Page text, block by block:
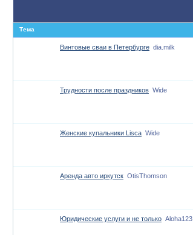
Тема
Винтовые сваи в Петербурге dia.milk
Трудности после праздников Wide
Женские купальники Lisca Wide
Аренда авто иркутск OtisThomson
Юридические услуги и не только Aloha123